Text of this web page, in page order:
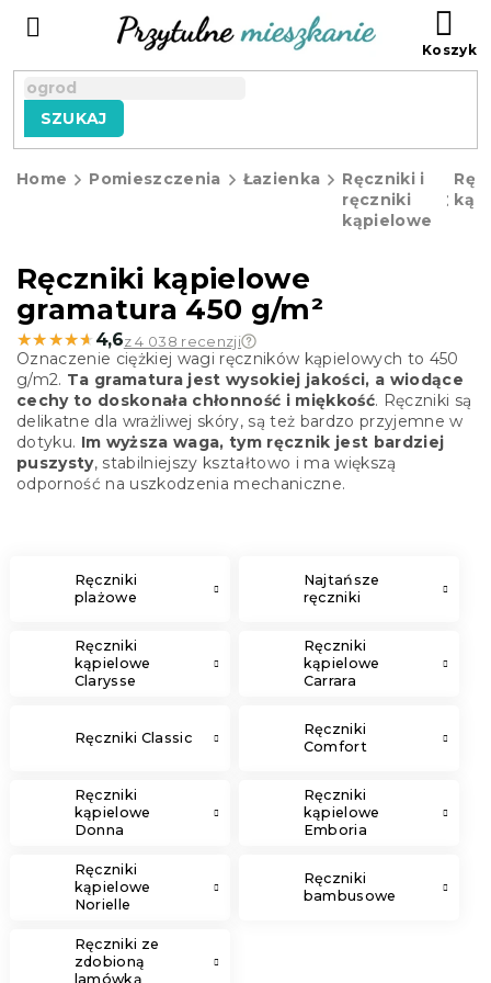
SZUKAJ
Home Pomieszczenia Łazienka
Ręczniki i
ręczniki
kąpielowe
Ręczniki kąpielowe
gramatura 450 g/m²
★★★★★
★★★★★ 4,6z 4 038 recenzji
Oznaczenie ciężkiej wagi ręczników kąpielowych to 450
g/m2. Ta gramatura jest wysokiej jakości, a wiodące
cechy to doskonała chłonność i miękkość. Ręczniki są
delikatne dla wrażliwej skóry, są też bardzo przyjemne w
dotyku. Im wyższa waga, tym ręcznik jest bardziej
puszysty, stabilniejszy kształtowo i ma większą
odporność na uszkodzenia mechaniczne.
Ręczniki
plażowe
Najtańsze
ręczniki
Ręczniki
kąpielowe
Clarysse
Ręczniki
kąpielowe
Carrara
Ręczniki Classic
Ręczniki
Comfort
Ręczniki
kąpielowe
Donna
Ręczniki
kąpielowe
Emboria
Ręczniki
kąpielowe
Norielle
Ręczniki
bambusowe
Ręczniki ze
zdobioną
lamówką